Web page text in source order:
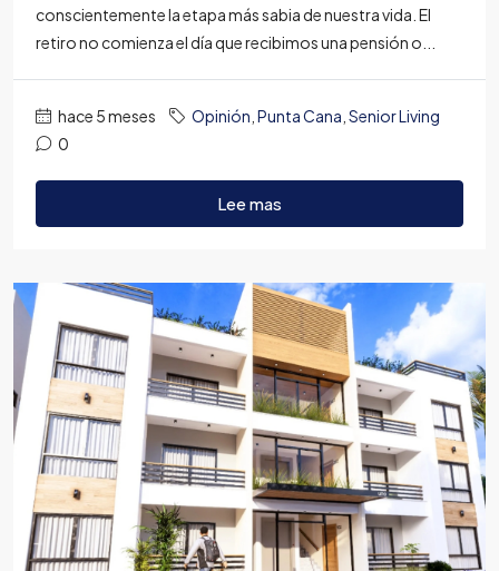
conscientemente la etapa más sabia de nuestra vida. El
retiro no comienza el día que recibimos una pensión o...
hace 5 meses Opinión Punta Cana Senior Living
0
Lee mas